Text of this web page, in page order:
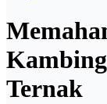
Ternak